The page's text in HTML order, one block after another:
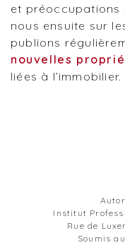
et préoccupations
nous ensuite sur
publions
nouvelles
liées à
Institut
Rue de
Soumis